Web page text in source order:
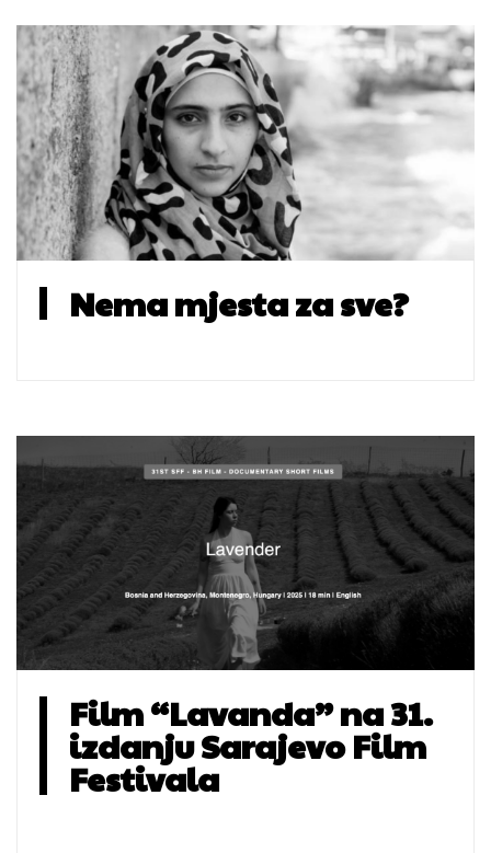
Nema mjesta za sve?
Film “Lavanda” na 31.
izdanju Sarajevo Film
Festivala